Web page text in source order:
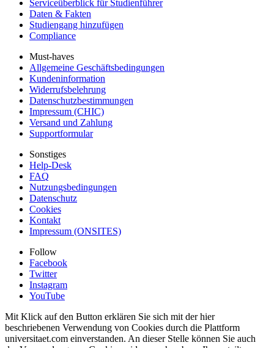
Serviceüberblick für Studienführer
Daten & Fakten
Studiengang hinzufügen
Compliance
Must-haves
Allgemeine Geschäftsbedingungen
Kundeninformation
Widerrufsbelehrung
Datenschutzbestimmungen
Impressum (CHIC)
Versand und Zahlung
Supportformular
Sonstiges
Help-Desk
FAQ
Nutzungsbedingungen
Datenschutz
Cookies
Kontakt
Impressum (ONSITES)
Follow
Facebook
Twitter
Instagram
YouTube
Mit Klick auf den Button erklären Sie sich mit der hier
beschriebenen Verwendung von Cookies durch die Plattform
universitaet.com einverstanden. An dieser Stelle können Sie auch